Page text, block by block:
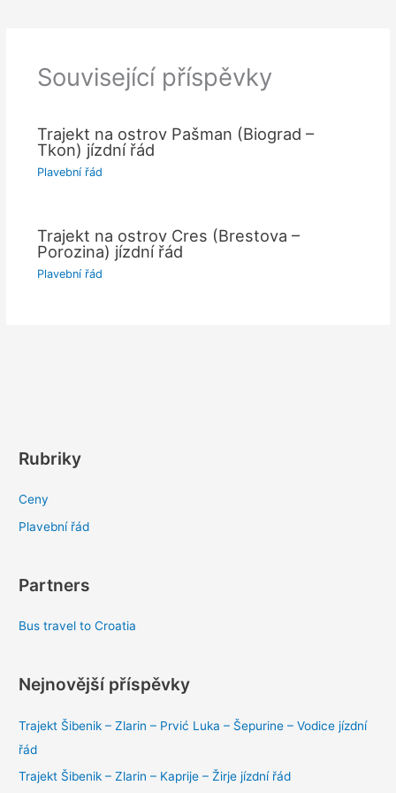
Související příspěvky
Trajekt na ostrov Pašman (Biograd –
Tkon) jízdní řád
Plavební řád
Trajekt na ostrov Cres (Brestova –
Porozina) jízdní řád
Plavební řád
Rubriky
Ceny
Plavební řád
Partners
Bus travel to Croatia
Nejnovější příspěvky
Trajekt Šibenik – Zlarin – Prvić Luka – Šepurine – Vodice jízdní
řád
Trajekt Šibenik – Zlarin – Kaprije – Žirje jízdní řád